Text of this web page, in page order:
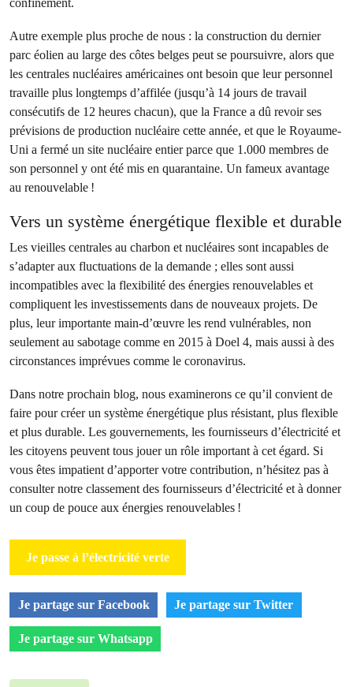
Autre exemple plus proche de nous : la construction du dernier
parc éolien au large des côtes belges peut se poursuivre, alors que
les centrales nucléaires américaines ont besoin que leur personnel
travaille plus longtemps d’affilée (jusqu’à 14 jours de travail
consécutifs de 12 heures chacun), que la France a dû revoir ses
prévisions de production nucléaire cette année, et que le Royaume-
Uni a fermé un site nucléaire entier parce que 1.000 membres de
son personnel y ont été mis en quarantaine. Un fameux avantage
au renouvelable !
Vers un système énergétique flexible et durable
Les vieilles centrales au charbon et nucléaires sont incapables de
s’adapter aux fluctuations de la demande ; elles sont aussi
incompatibles avec la flexibilité des énergies renouvelables et
compliquent les investissements dans de nouveaux projets. De
plus, leur importante main-d’œuvre les rend vulnérables, non
seulement au sabotage comme en 2015 à Doel 4, mais aussi à des
circonstances imprévues comme le coronavirus.
Dans notre prochain blog, nous examinerons ce qu’il convient de
faire pour créer un système énergétique plus résistant, plus flexible
et plus durable. Les gouvernements, les fournisseurs d’électricité et
les citoyens peuvent tous jouer un rôle important à cet égard. Si
vous êtes impatient d’apporter votre contribution, n’hésitez pas à
consulter notre classement des fournisseurs d’électricité et à donner
un coup de pouce aux énergies renouvelables !
Je passe à l’électricité verte
Je partage sur Facebook Je partage sur Twitter
Je partage sur Whatsapp